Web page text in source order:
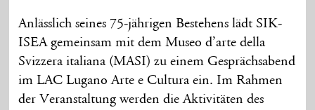
Anlässlich seines 75-jährigen Bestehens lädt SIK-
ISEA gemeinsam mit dem Museo d’arte della
Svizzera italiana (MASI) zu einem Gesprächsabend
im LAC Lugano Arte e Cultura ein. Im Rahmen
der Veranstaltung werden die Aktivitäten des